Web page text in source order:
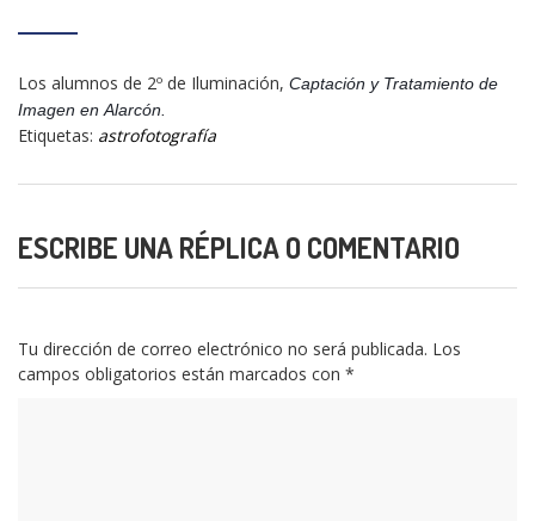
Los alumnos de 2º de Iluminación, Captación y Tratamiento de
Imagen en Alarcón.
Etiquetas: astrofotografía
ESCRIBE UNA RÉPLICA O COMENTARIO
Tu dirección de correo electrónico no será publicada. Los
campos obligatorios están marcados con *